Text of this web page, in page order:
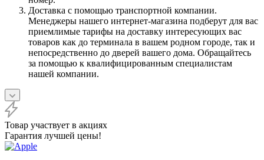
Доставка с помощью транспортной компании.
Менеджеры нашего интернет-магазина подберут для вас
приемлимые тарифы на доставку интересующих вас
товаров как до терминала в вашем родном городе, так и
непосредственно до дверей вашего дома. Обращайтесь
за помощью к квалифицированным специалистам
нашей компании.
Товар участвует в акциях
Гарантия лучшей цены!